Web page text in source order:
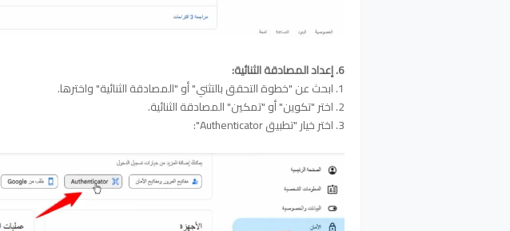
6. إعداد المصادقة الثنائية:
1. ابحث عن "خطوة التحقق بالتثني" أو "المصادقة الثنائية" واخترها.
2. اختر "تكوين" أو "تمكين" المصادقة الثنائية.
3. اختر خيار "تطبيق Authenticator":